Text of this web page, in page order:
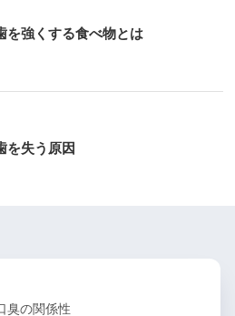
を強くする食べ物とは
を失う原因
臭の関係性